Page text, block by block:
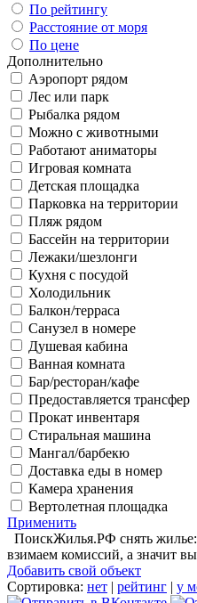
По рейтингу
Расстояние от моря
По цене
Дополнительно
Аэропорт рядом
Лес или парк
Рыбалка рядом
Можно с животными
Работают аниматоры
Игровая комната
Детская площадка
Парковка на территории
Пляж рядом
Бассейн на территории
Лежаки/шезлонги
Кухня с посудой
Холодильник
Балкон/терраса
Санузел в номере
Душевая кабина
Ванная комната
Бар/ресторан/кафе
Предоставляется трансфер
Прокат инвентаря
Стиральная машина
Мангал/барбекю
Доставка еды в номер
Камера хранения
Вертолетная площадка
Применить
ПоискЖилья.РФ снять
взимаем комиссий, а значит
Добавить свой объект
Сортировка: нет | рейтинг | у